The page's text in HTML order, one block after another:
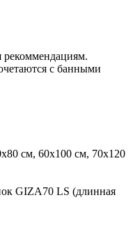
рекоммендациям.
с банными
см, 60х100 см, 70х120
GIZA70 LS (длинная